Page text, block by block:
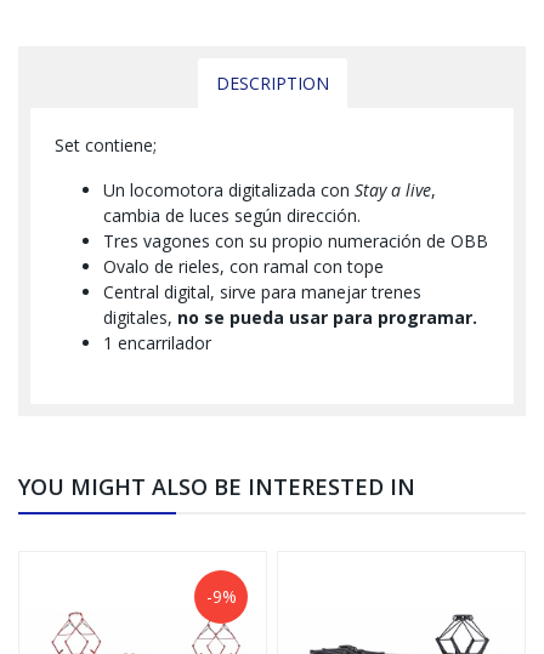
DESCRIPTION
Set contiene;
Un locomotora digitalizada con Stay a live,
cambia de luces según dirección.
Tres vagones con su propio numeración de OBB
Ovalo de rieles, con ramal con tope
Central digital, sirve para manejar trenes
digitales, no se pueda usar para programar.
1 encarrilador
YOU MIGHT ALSO BE INTERESTED IN
-9%